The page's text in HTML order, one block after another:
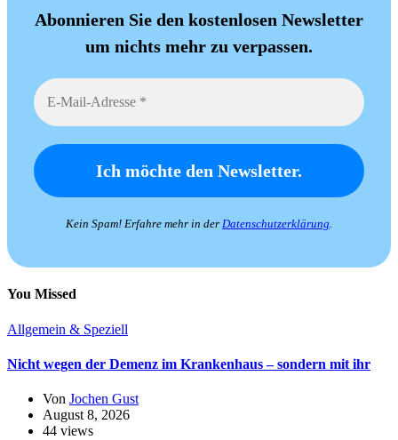
Abonnieren Sie den kostenlosen Newsletter
um nichts mehr zu verpassen.
Kein Spam! Erfahre mehr in der Datenschutzerklärung.
You Missed
Allgemein & Speziell
Nicht wegen der Demenz im Krankenhaus – sondern mit ihr
Von Jochen Gust
August 8, 2026
44 views